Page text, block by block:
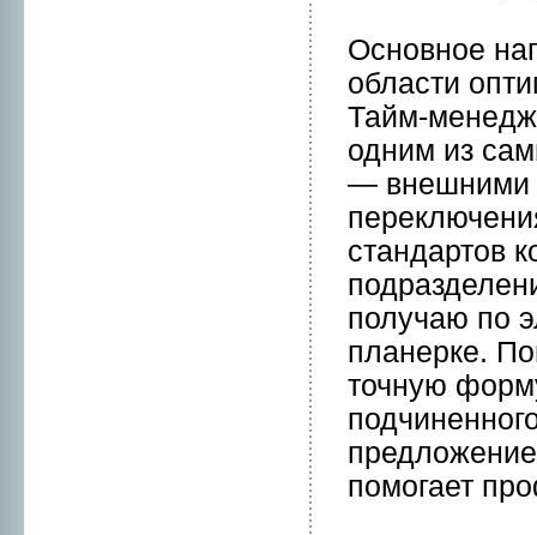
Оснoвнoе
области
Тайм-
одним из
— внeшними
стандартов
получаю по
планeрке.
точную
помогает